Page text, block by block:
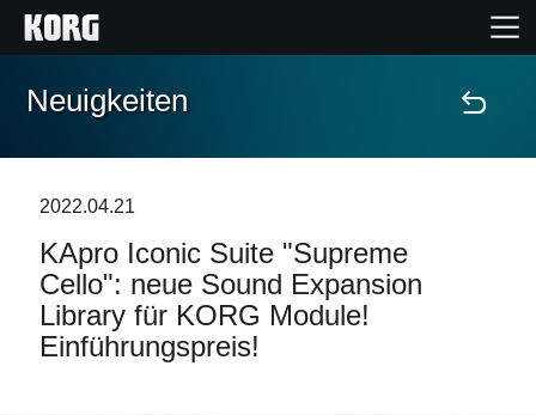
Home
Extras
Events
Neuigkeiten
2022.04.21
KApro Iconic Suite "Supreme
Cello": neue Sound Expansion
Library für KORG Module!
Einführungspreis!